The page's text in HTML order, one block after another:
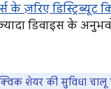
के ज़रिए डिस्ट्रिब्यूट
डिवाइस के
शेयर की सुविधा चालू